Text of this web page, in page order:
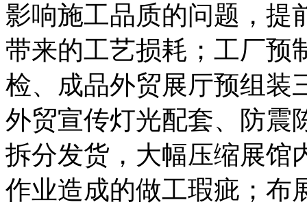
影响施工品质的问题，提
带来的工艺损耗；工厂预
检、成品外贸展厅预组装
外贸宣传灯光配套、防震
拆分发货，大幅压缩展馆
作业造成的做工瑕疵；布